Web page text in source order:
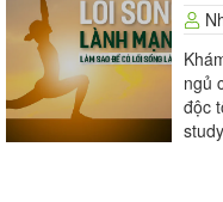
ngủ
độc